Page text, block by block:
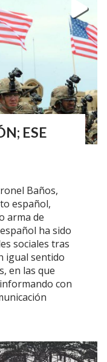
ESE
Baños,
español,
arma de
ha sido
sociales tras
igual sentido
en las que
con